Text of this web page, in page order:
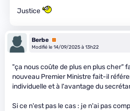
Justice
Berbe Premium
Modifié le 14/09/2025 à 13h22
"ça nous coûte de plus en plus cher"
nouveau Premier Ministre fait-il
individuelle et à l'avantage du
Si ce n'est pas le cas : je n'ai pas